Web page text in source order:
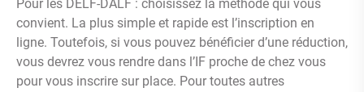
Pour les DELF-DALF : choisissez la méthode qui vous
convient. La plus simple et rapide est l’inscription en
ligne. Toutefois, si vous pouvez bénéficier d’une réduction,
vous devrez vous rendre dans l’IF proche de chez vous
pour vous inscrire sur place. Pour toutes autres